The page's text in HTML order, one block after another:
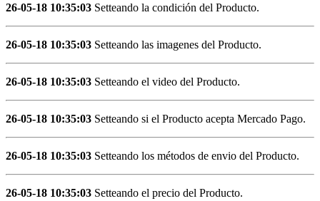
26-05-18 10:35:03 Setteando la condición del Producto.
26-05-18 10:35:03 Setteando las imagenes del Producto.
26-05-18 10:35:03 Setteando el video del Producto.
26-05-18 10:35:03 Setteando si el Producto acepta Mercado Pago.
26-05-18 10:35:03 Setteando los métodos de envio del Producto.
26-05-18 10:35:03 Setteando el precio del Producto.